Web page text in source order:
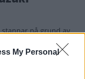
My Personal
på grund av
SUV mycket
också dyra. Men
7 kostar inte mycket